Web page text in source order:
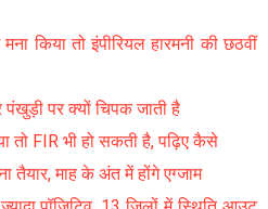
किया तो इंपीरियल हारमनी की छठवीं
पर क्यों चिपक जाती है
तो FIR भी हो सकती है, पढ़िए कैसे
तैयार, माह के अंत में होंगे एग्जाम